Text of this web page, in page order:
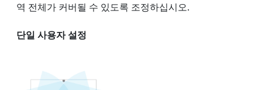
역 전체가 커버될 수 있도록 조정하십시오.
단일 사용자 설정